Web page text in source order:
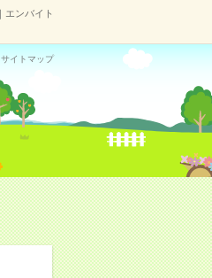
エンバイト
サイトマップ